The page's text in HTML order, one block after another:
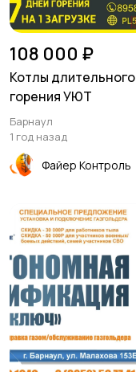
108 000 ₽
Котлы длительного
горения УЮТ
Барнаул
1 год назад
Файер Контроль